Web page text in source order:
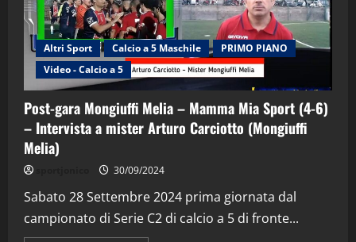
Altri Sport Calcio a 5 Maschile
PRIMO PIANO
Video - Calcio a 5
Post-gara Mongiuffi Melia – Mamma Mia Sport (4-6)
– Intervista a mister Arturo Carciotto (Mongiuffi
Melia)
30/09/2024
Sabato 28 Settembre 2024 prima giornata dal
campionato di Serie C2 di calcio a 5 di fronte...
2
“SportEmpire” in Podcast: 29^ Puntata
(Martedi 28 Aprile 2026)
28/04/2026